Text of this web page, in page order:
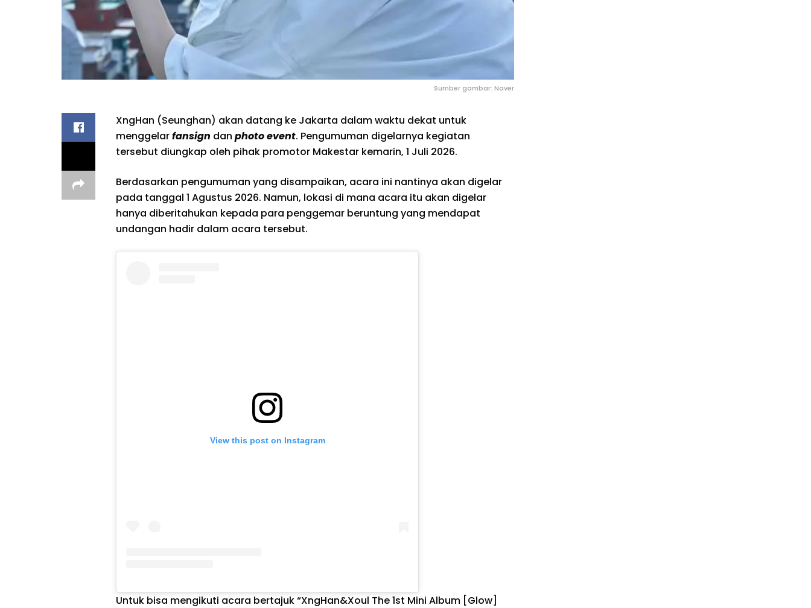
Sumber gambar: Naver
XngHan (Seunghan) akan datang ke Jakarta dalam waktu dekat untuk
menggelarfansign dan photo event. Pengumuman digelarnya kegiatan
tersebut diungkap oleh pihak promotor Makestar kemarin, 1 Juli 2026.
Berdasarkan pengumuman yang disampaikan, acara ini nantinya akan digelar
pada tanggal 1 Agustus 2026. Namun, lokasi di mana acara itu akan digelar
hanya diberitahukan kepada para penggemar beruntung yang mendapat
undangan hadir dalam acara tersebut.
View this post on Instagram
Untuk bisa mengikuti acara bertajuk “XngHan&Xoul The 1st Mini Album [Glow]